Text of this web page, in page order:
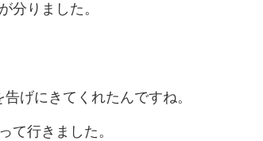
分りました。
げにきてくれたんですね。
て行きました。